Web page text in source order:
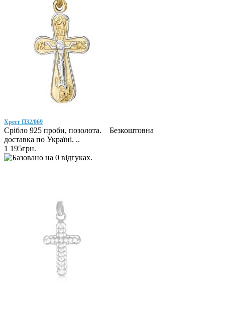
Хрест П32/069
Срібло 925 проби, позолота. Безкоштовна
доставка по Україні. ..
1 195грн.